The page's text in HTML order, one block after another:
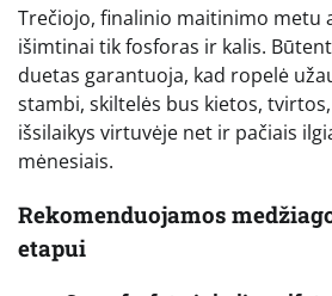
Trečiojo, finalinio maitinimo metu
išimtinai tik fosforas ir kalis.
duetas garantuoja, kad ropelė
stambi, skiltelės bus kietos,
išsilaikys virtuvėje net ir pačiais
mėnesiais.
Rekomenduojamos
etapui